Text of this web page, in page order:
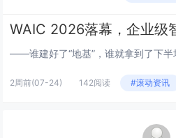
2周前(07-24) 142阅读 #滚动资讯